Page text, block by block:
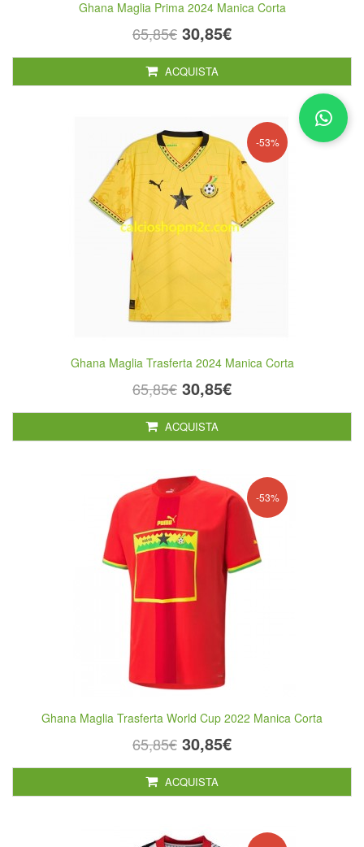
Ghana Maglia Prima 2024 Manica Corta
65,85€ 30,85€
ACQUISTA
-53%
Ghana Maglia Trasferta 2024 Manica Corta
65,85€ 30,85€
ACQUISTA
-53%
Ghana Maglia Trasferta World Cup 2022 Manica Corta
65,85€ 30,85€
ACQUISTA